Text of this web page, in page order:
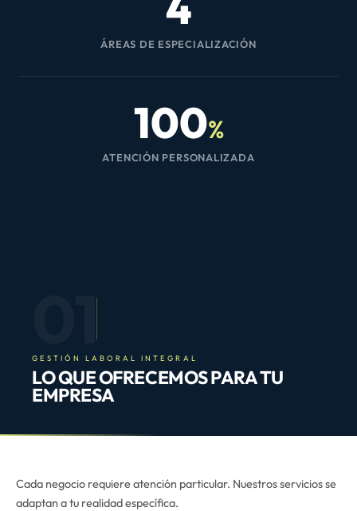
ÁREAS DE ESPECIALIZACIÓN
100%
ATENCIÓN PERSONALIZADA
01
GESTIÓN LABORAL INTEGRAL
LO QUE OFRECEMOS PARA TU
EMPRESA
Cada negocio requiere atención particular. Nuestros servicios se
adaptan a tu realidad específica.